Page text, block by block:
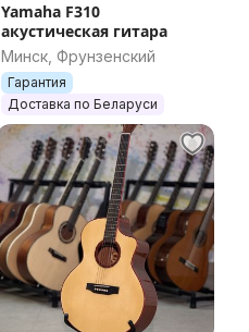
Yamaha F310
акустическая гитара
Минск, Фрунзенский
Гарантия
Доставка по Беларуси